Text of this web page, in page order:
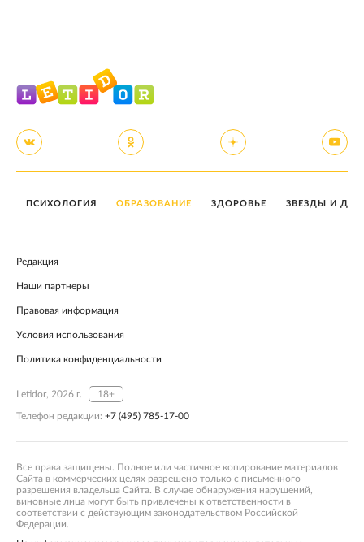
ПСИХОЛОГИЯ ОБРАЗОВАНИЕ ЗДОРОВЬЕ ЗВЕЗДЫ И
Редакция
Наши партнеры
Правовая информация
Условия использования
Политика конфиденциальности
Letidor, 2026 г. 18+
Телефон редакции: +7 (495) 785-17-00
Все права защищены. Полное или частичное копирование материалов
Сайта в коммерческих целях разрешено только с письменного
разрешения владельца Сайта. В случае обнаружения нарушений,
виновные лица могут быть привлечены к ответственности в
соответствии с действующим законодательством Российской
Федерации.